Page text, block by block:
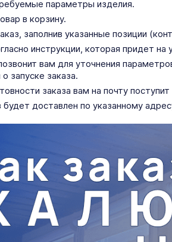
параметры изделия.
в корзину.
заполнив указанные позиции
инструкции, которая придет
вам для уточнения
запуске заказа.
заказа вам на почту
будет доставлен по указанному